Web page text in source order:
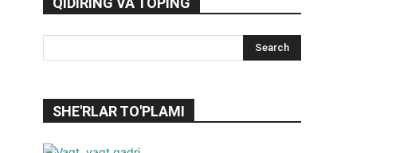
SHE'RLAR TO'PLAMI